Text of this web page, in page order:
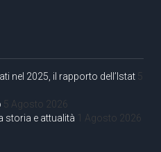
nel 2025, il rapporto dell’Istat 5
5 Agosto 2026
storia e attualità 1 Agosto 2026